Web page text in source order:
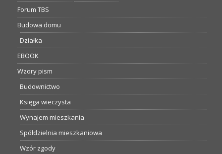
Forum TBS
Budowa domu
Działka
EBOOK
Wzory pism
Budownictwo
Księga wieczysta
Wynajem mieszkania
Spółdzielnia mieszkaniowa
Wzór zgody